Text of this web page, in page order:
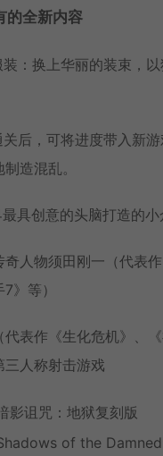
的全新内容
：换上华丽的装束，
后，可将进度带入新
造混乱。
具创意的头脑打造的
奇人物须田刚一（代表
》等）
表作《生化危机》、《
三人称射击游戏
影诅咒：地狱复刻版
of the